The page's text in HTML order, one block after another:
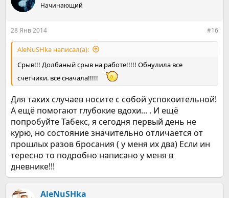
Начинающий
28 Янв 2014 #16
AleNuSHka написал(а):
Срыв!!! Долбаный срыв на работе!!!!! Обнулила все
счетчики. всё сначала!!!!!
Для таких случаев носите с собой успокоительной!
А ещё помогают глубокие вдохи... . И ещё
попробуйте Табекс, я сегодня первый день не
курю, но состояние значительно отличается от
прошлых разов бросания ( у меня их два) Если ин
тересно то подробно написано у меня в
дневнике!!!
AleNuSHka